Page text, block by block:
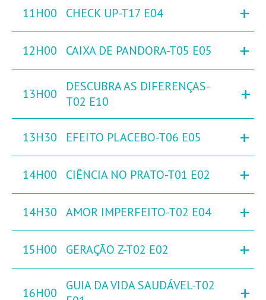
11H00 CHECK UP-T17 E04 +
12H00 CAIXA DE PANDORA-T05 E05 +
13H00
DESCUBRA AS DIFERENÇAS-
T02 E10
+
13H30 EFEITO PLACEBO-T06 E05 +
14H00 CIÊNCIA NO PRATO-T01 E02 +
14H30 AMOR IMPERFEITO-T02 E04 +
15H00 GERAÇÃO Z-T02 E02 +
16H00
GUIA DA VIDA SAUDÁVEL-T02
+